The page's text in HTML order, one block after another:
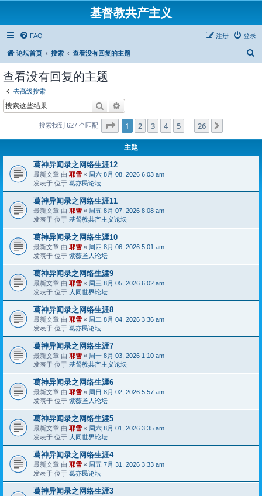
基督教共产主义
FAQ 登录
注册
论坛首页 搜索 查看没有回复的主题
查看没有回复的主题
去高级搜索
搜索
搜索找到 627 个匹配 分页：1 26
1 2 3 4 5 26
主题
葛神异闻录之网络生涯12
最新文章 由 耶雪 « 周六 8月 08, 2026 6:03 am
发表于 位于 葛亦民论坛
葛神异闻录之网络生涯11
最新文章 由 耶雪 « 周五 8月 07, 2026 8:08 am
发表于 位于 基督教共产主义论坛
葛神异闻录之网络生涯10
最新文章 由 耶雪 « 周四 8月 06, 2026 5:01 am
发表于 位于 紫薇圣人论坛
葛神异闻录之网络生涯9
最新文章 由 耶雪 « 周三 8月 05, 2026 6:02 am
发表于 位于 大同世界论坛
葛神异闻录之网络生涯8
最新文章 由 耶雪 « 周二 8月 04, 2026 3:36 am
发表于 位于 葛亦民论坛
葛神异闻录之网络生涯7
最新文章 由 耶雪 « 周一 8月 03, 2026 1:10 am
发表于 位于 基督教共产主义论坛
葛神异闻录之网络生涯6
最新文章 由 耶雪 « 周日 8月 02, 2026 5:57 am
发表于 位于 紫薇圣人论坛
葛神异闻录之网络生涯5
最新文章 由 耶雪 « 周六 8月 01, 2026 3:35 am
发表于 位于 大同世界论坛
葛神异闻录之网络生涯4
最新文章 由 耶雪 « 周五 7月 31, 2026 3:33 am
发表于 位于 葛亦民论坛
葛神异闻录之网络生涯3